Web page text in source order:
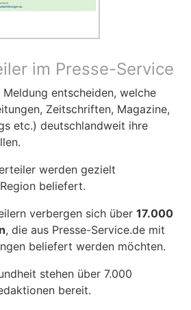
im Presse-Service
entscheiden, welche
Zeitschriften, Magazine,
etc.) deutschlandweit ihre
werden gezielt
beliefert.
verbergen sich über 17.000
, die aus Presse-Service.de mit
beliefert werden möchten.
stehen über 7.000
bereit.